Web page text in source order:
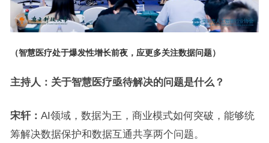
（智慧医疗处于爆发性增长前夜，应更多关注数据问题）
主持人： 关于智慧医疗亟待解决的问题是什么？
宋轩： AI领域，数据为王，商业模式如何突破，能够统
筹解决数据保护和数据互通共享两个问题。